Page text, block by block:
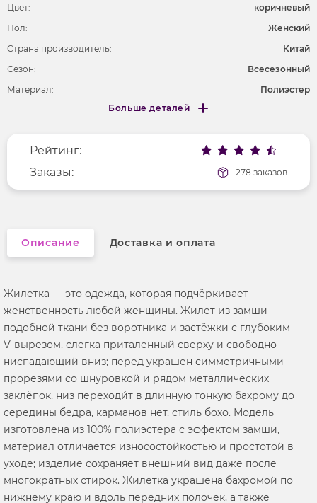
Цвет:
коричневый
Пол:
Женский
Страна производитель:
Китай
Сезон:
Всесезонный
Материал:
Полиэстер
Фактура материала
текстильный
Длина рукава
без рукавов
Вырез горловины
v-образный
Больше деталей
Меньше деталей
Рейтинг:
Заказы:
278 заказов
Описание Доставка и оплата
Жилетка — это одежда, которая подчёркивает
женственность любой женщины. Жилет из замши-
подобной ткани без воротника и застёжки с глубоким
V‑вырезом, слегка приталенный сверху и свободно
ниспадающий вниз; перед украшен симметричными
прорезями со шнуровкой и рядом металлических
заклёпок, низ переходи́т в длинную тонкую бахрому до
середины бедра, карманов нет, стиль бохо. Модель
изготовлена из 100% полиэстера с эффектом замши,
материал отличается износостойкостью и простотой в
уходе; изделие сохраняет внешний вид даже после
многократных стирок. Жилетка украшена бахромой по
нижнему краю и вдоль передних полочек, а также